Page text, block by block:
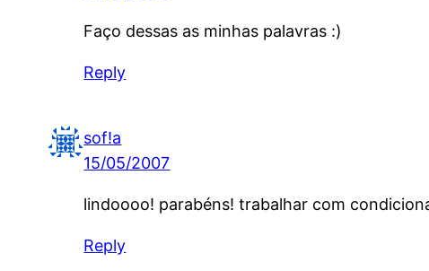
Faço dessas as minhas palavras :)
Reply
sof!a
15/05/2007
lindoooo! parabéns! trabalhar com
Reply